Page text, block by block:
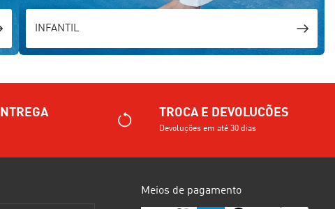
INFANTIL
TROCA E DEVOLUCÕES
Devoluções em até 30 dias
Meios de pagamento